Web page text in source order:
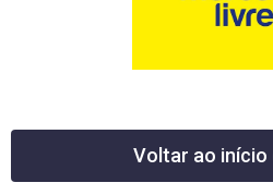
Voltar ao início